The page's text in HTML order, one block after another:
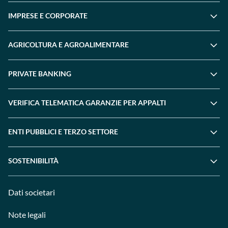
IMPRESE E CORPORATE
AGRICOLTURA E AGROALIMENTARE
PRIVATE BANKING
VERIFICA TELEMATICA GARANZIE PER APPALTI
ENTI PUBBLICI E TERZO SETTORE
SOSTENIBILITÀ
Dati societari
Note legali